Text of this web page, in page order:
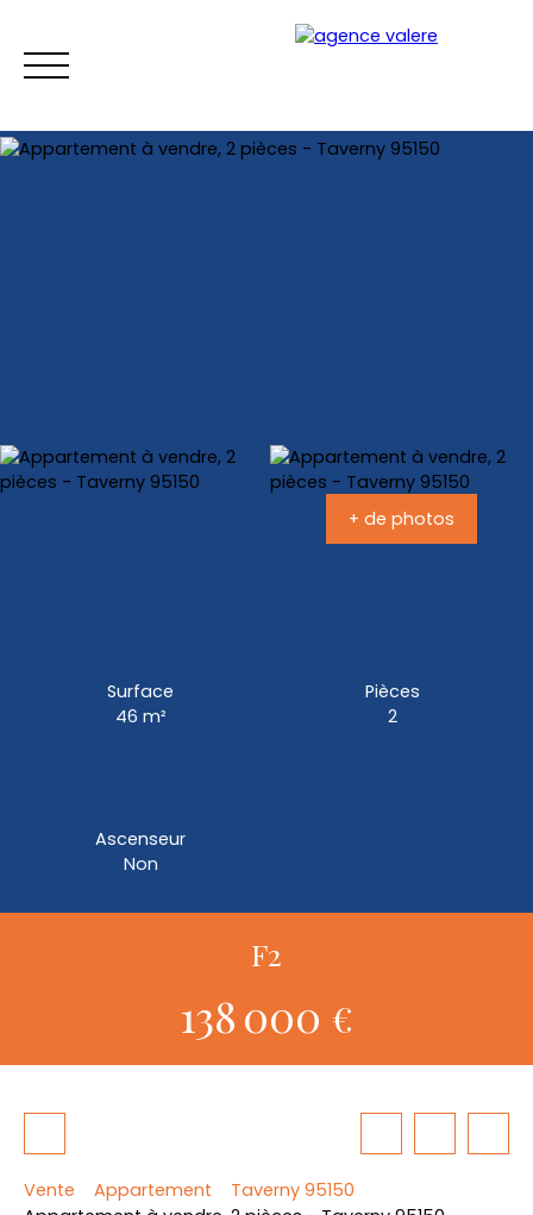
+ de photos
Surface
46 m²
Pièces
2
Ascenseur
Non
F2
138 000 €
Vente Appartement
Taverny 95150